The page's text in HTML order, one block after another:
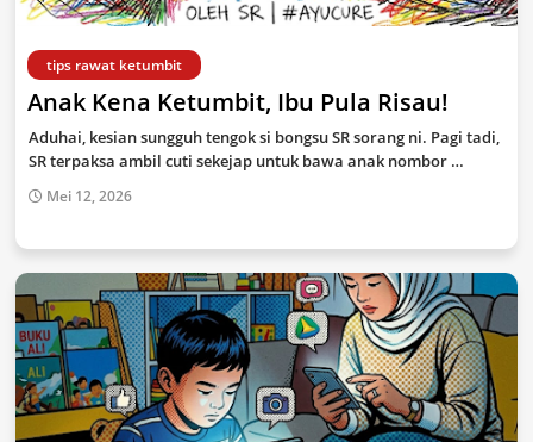
tips rawat ketumbit
Anak Kena Ketumbit, Ibu Pula Risau!
Aduhai, kesian sungguh tengok si bongsu SR sorang ni. Pagi tadi,
SR terpaksa ambil cuti sekejap untuk bawa anak nombor …
Mei 12, 2026